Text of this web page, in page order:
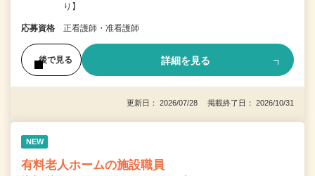
り】
応募資格 正看護師・准看護師
後で見る 詳細を見る
更新日： 2026/07/28 掲載終了日： 2026/10/31
NEW
有料老人ホームの施設職員